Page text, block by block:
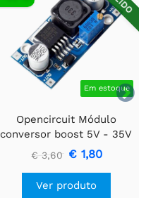

Em estoque
Opencircuit Módulo
conversor boost 5V - 35V
XL6009
€ 3,60 € 1,80
Ver produto